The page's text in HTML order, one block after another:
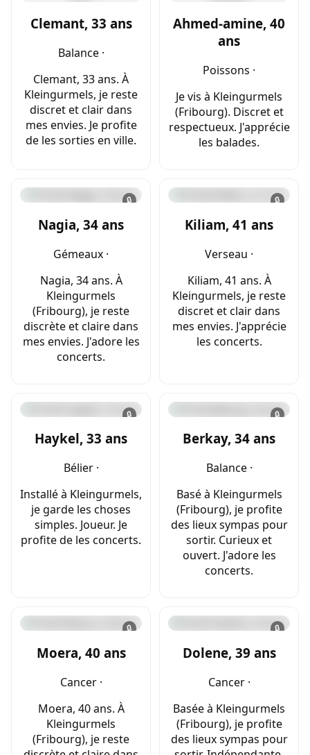
Clemant, 33 ans
Balance ·
Clemant, 33 ans. À
Kleingurmels, je reste
discret et clair dans
mes envies. Je profite
de les sorties en ville.
Ahmed-amine, 40
ans
Poissons ·
Je vis à Kleingurmels
(Fribourg). Discret et
respectueux. J'apprécie
les balades.
🔒
Nagia, 34 ans
Gémeaux ·
Nagia, 34 ans. À
Kleingurmels
(Fribourg), je reste
discrète et claire dans
mes envies. J'adore les
concerts.
🔒
Kiliam, 41 ans
Verseau ·
Kiliam, 41 ans. À
Kleingurmels, je reste
discret et clair dans
mes envies. J'apprécie
les concerts.
🔒
Haykel, 33 ans
Bélier ·
Installé à Kleingurmels,
je garde les choses
simples. Joueur. Je
profite de les concerts.
🔒
Berkay, 34 ans
Balance ·
Basé à Kleingurmels
(Fribourg), je profite
des lieux sympas pour
sortir. Curieux et
ouvert. J'adore les
concerts.
🔒
Moera, 40 ans
Cancer ·
Moera, 40 ans. À
Kleingurmels
(Fribourg), je reste
🔒
Dolene, 39 ans
Cancer ·
Basée à Kleingurmels
(Fribourg), je profite
des lieux sympas pour